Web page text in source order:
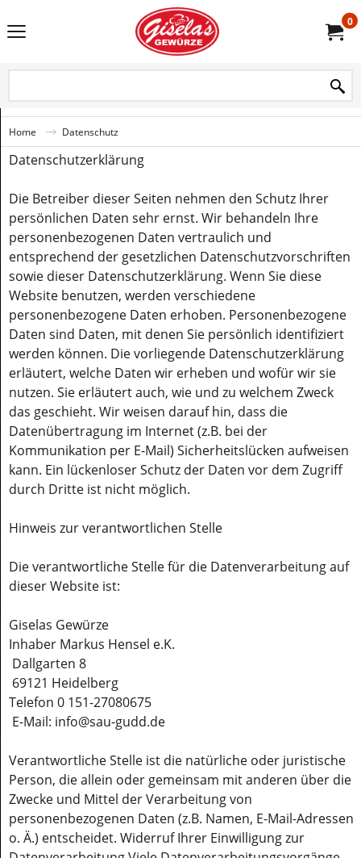
0
Home Datenschutz
Datenschutzerklärung
Die Betreiber dieser Seiten nehmen den Schutz Ihrer
persönlichen Daten sehr ernst. Wir behandeln Ihre
personenbezogenen Daten vertraulich und
entsprechend der gesetzlichen Datenschutzvorschriften
sowie dieser Datenschutzerklärung. Wenn Sie diese
Website benutzen, werden verschiedene
personenbezogene Daten erhoben. Personenbezogene
Daten sind Daten, mit denen Sie persönlich identifiziert
werden können. Die vorliegende Datenschutzerklärung
erläutert, welche Daten wir erheben und wofür wir sie
nutzen. Sie erläutert auch, wie und zu welchem Zweck
das geschieht. Wir weisen darauf hin, dass die
Datenübertragung im Internet (z.B. bei der
Kommunikation per E-Mail) Sicherheitslücken aufweisen
kann. Ein lückenloser Schutz der Daten vor dem Zugriff
durch Dritte ist nicht möglich.
Hinweis zur verantwortlichen Stelle
Die verantwortliche Stelle für die Datenverarbeitung auf
dieser Website ist:
Giselas Gewürze
Inhaber Markus Hensel e.K.
Dallgarten 8
69121 Heidelberg
Telefon 0 151-27080675
E-Mail: info@sau-gudd.de
Verantwortliche Stelle ist die natürliche oder juristische
Person, die allein oder gemeinsam mit anderen über die
Zwecke und Mittel der Verarbeitung von
personenbezogenen Daten (z.B. Namen, E-Mail-Adressen
o. Ä.) entscheidet. Widerruf Ihrer Einwilligung zur